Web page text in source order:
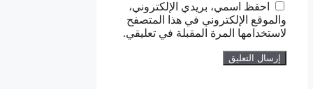
احفظ اسمي، بريدي الإلكتروني،
والموقع الإلكتروني في هذا المتصفح
لاستخدامها المرة المقبلة في تعليقي.